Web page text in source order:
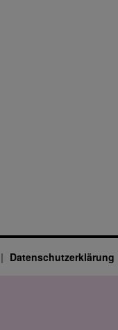
Datenschutz­erklärung